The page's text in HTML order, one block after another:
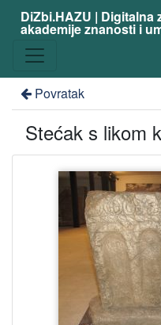
DiZbi.HAZU |
akademije znanosti i
Povratak
Stećak s likom